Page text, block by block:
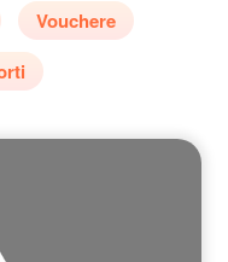
Vouchere